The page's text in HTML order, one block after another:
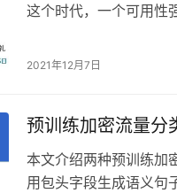
这个时代，一个可用性
2021年12月7日
预训练加密流量分
本文介绍两种预训练加
用包头字段生成语义句